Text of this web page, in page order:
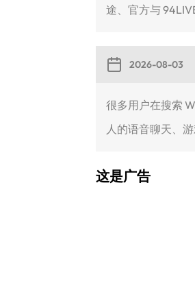
途、官方与
2026-08-03
很多用户在搜索
人的语音聊天、
这是广告